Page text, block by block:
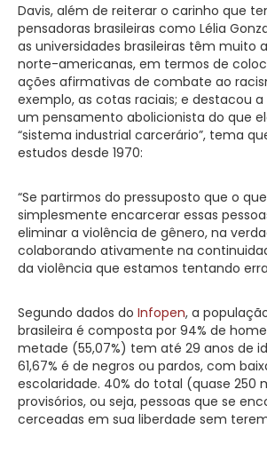
Davis, além de reiterar o carinho que
pensadoras brasileiras como Lélia
as universidades brasileiras têm muito
norte-americanas, em termos de
ações afirmativas de combate ao
exemplo, as cotas raciais; e destacou
um pensamento abolicionista do que
“sistema industrial carcerário”, tema
estudos desde 1970:
“Se partirmos do pressuposto que o
simplesmente encarcerar essas
eliminar a violência de gênero, na
colaborando ativamente na
da violência que estamos tentando
Segundo dados do Infopen, a
brasileira é composta por 94% de
metade (55,07%) tem até 29 anos de
61,67% é de negros ou pardos, com
escolaridade. 40% do total (quase 250
provisórios, ou seja, pessoas que se
cerceadas em sua liberdade sem